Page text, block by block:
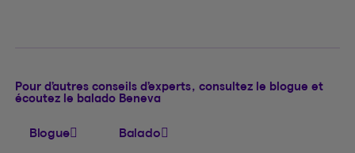
Pour d’autres conseils d’experts, consultez le blogue et
écoutez le balado Beneva
Blogue Balado